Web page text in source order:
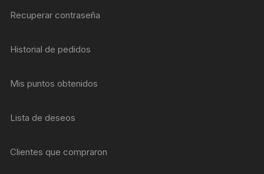
Recuperar contraseña
Historial de pedidos
Mis puntos obtenidos
Lista de deseos
Clientes que compraron